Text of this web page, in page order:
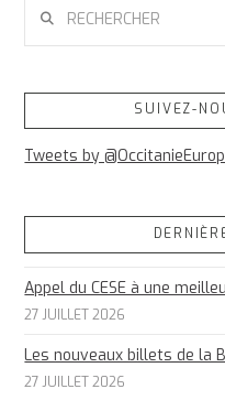
SUIVEZ-
Tweets by
Appel du CESE à une
27 JUILLET 2026
Les nouveaux billets de la
27 JUILLET 2026